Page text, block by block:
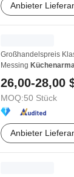
Anbieter
Großhandelspreis
Messing
26,00-28,00
MOQ:50 Stück
Anbieter